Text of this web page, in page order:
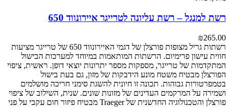
רשת למנגל – רשת עליונה לטרייגר איירונווד 650
₪265.00
רשתות גריל מצופות פורצלן של דגמי האיירונווד 650 של טרייגר מציעות
חווית עישון פרימיום. הרשתות המותאמות במיוחד למערכות הבישול
המתקדמות של טרייגר, מספקות מספר יתרונות יוצאי דופן. ראשית, ציפוי
הפורצלן מבטיח משטח מונע הידבקות של מזון, גם בעת בישול
בטמפרטורות גבוהות. תכונה זו חיונית להשגת סימני חריכה מושלמים
ושמירה על המרקמים העדינים של מזונות שונים. שנית, השילוב של ציפוי
פורצלן והטכנולוגיה החדשנית של Traeger מבטיח פיזור חום עקבי על פני